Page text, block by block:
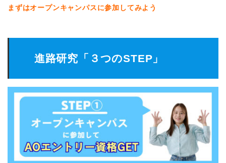
まずはオープンキャンパスに参加してみよう
進路研究「３つのSTEP」